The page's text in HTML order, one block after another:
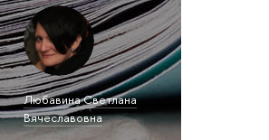
Любавина Светлана
Вячеславовна